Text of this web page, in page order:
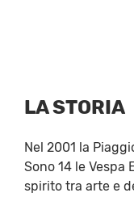
LA STORIA
Nel 2001 la
Sono 14 le Vespa
spirito tra arte e